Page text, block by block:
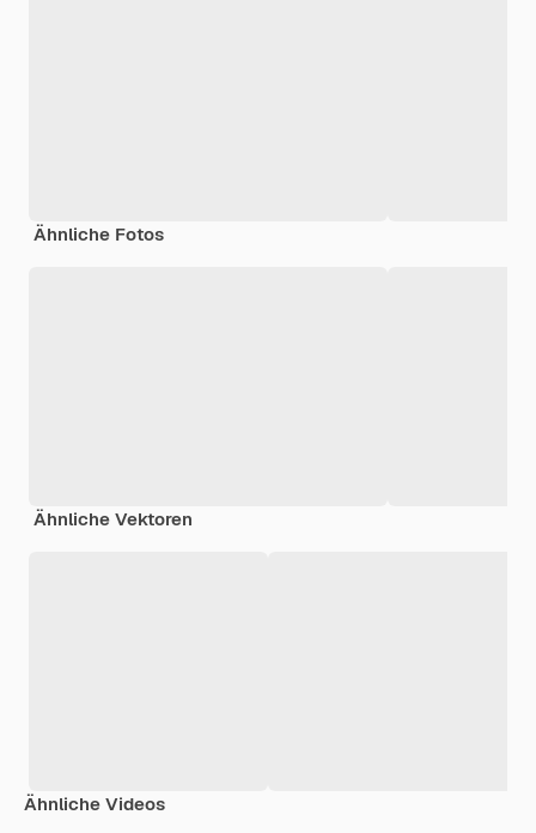
Ähnliche Fotos
Ähnliche Vektoren
Ähnliche Videos